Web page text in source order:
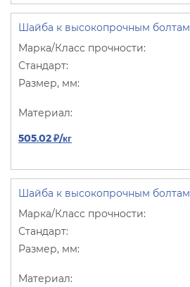
Шайба к высокопрочным болтам
505.02 ₽/кг
Шайба к высокопрочным болтам